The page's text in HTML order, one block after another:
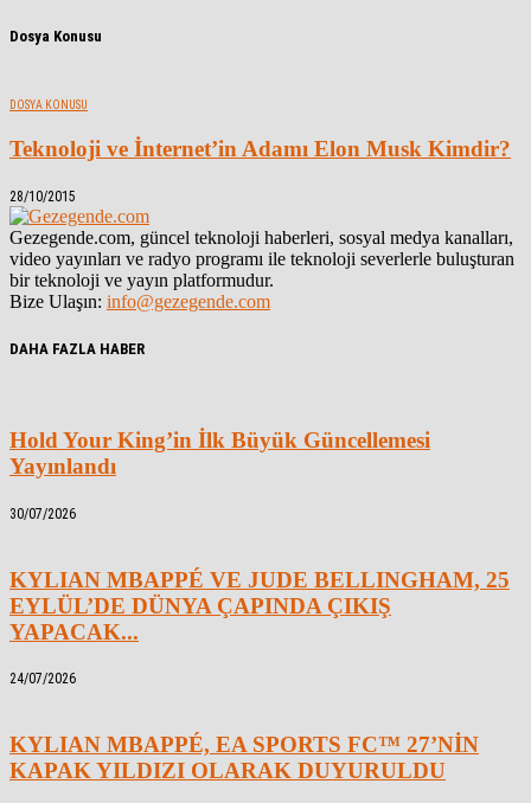
Dosya Konusu
DOSYA KONUSU
Teknoloji ve İnternet’in Adamı Elon Musk Kimdir?
28/10/2015
Gezegende.com, güncel teknoloji haberleri, sosyal medya kanalları,
video yayınları ve radyo programı ile teknoloji severlerle buluşturan
bir teknoloji ve yayın platformudur.
Bize Ulaşın: info@gezegende.com
DAHA FAZLA HABER
Hold Your King’in İlk Büyük Güncellemesi
Yayınlandı
30/07/2026
KYLIAN MBAPPÉ VE JUDE BELLINGHAM, 25
EYLÜL’DE DÜNYA ÇAPINDA ÇIKIŞ
YAPACAK...
24/07/2026
KYLIAN MBAPPÉ, EA SPORTS FC™ 27’NİN
KAPAK YILDIZI OLARAK DUYURULDU